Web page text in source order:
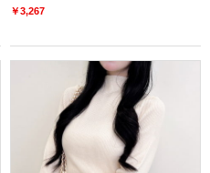
￥3,267